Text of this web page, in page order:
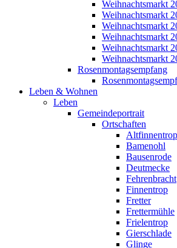
Weihnachtsmarkt
Weihnachtsmarkt
Weihnachtsmarkt
Weihnachtsmarkt
Weihnachtsmarkt
Weihnachtsmarkt
Rosenmontagsempfang
Leben & Wohnen
Leben
Gemeindeportrait
Ortschaften
Altfinnentrop
Bamenohl
Bausenrode
Deutmecke
Fehrenbracht
Finnentrop
Fretter
Frettermühle
Frielentrop
Gierschlade
Glinge